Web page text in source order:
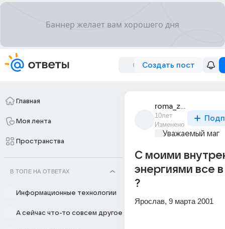
Создать пост
Главная
Моя лента
Пространства
В ТОПЕ НА ОТВЕТАХ
Информационные технологии
А сейчас что-то совсем другое
roma_zhelud_198
10лет
Изменено
Уважаемый маг
С моими
энергиями все
?
Ярослав, 9 марта 2001